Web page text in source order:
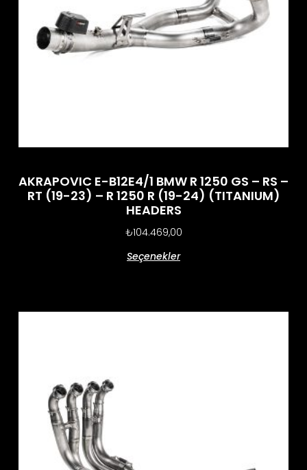
AKRAPOVIC E-B12E4/1 BMW R 1250 GS – RS –
RT (19-23) – R 1250 R (19-24) (TITANIUM)
HEADERS
₺104.469,00
Seçenekler